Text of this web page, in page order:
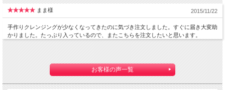
まま様 2015/11/22
手作りクレンジングが少なくなってきたのに気づき注文しました。すぐに届き大変助
かりました。たっぷり入っているので、またこちらを注文したいと思います。
お客様の声一覧